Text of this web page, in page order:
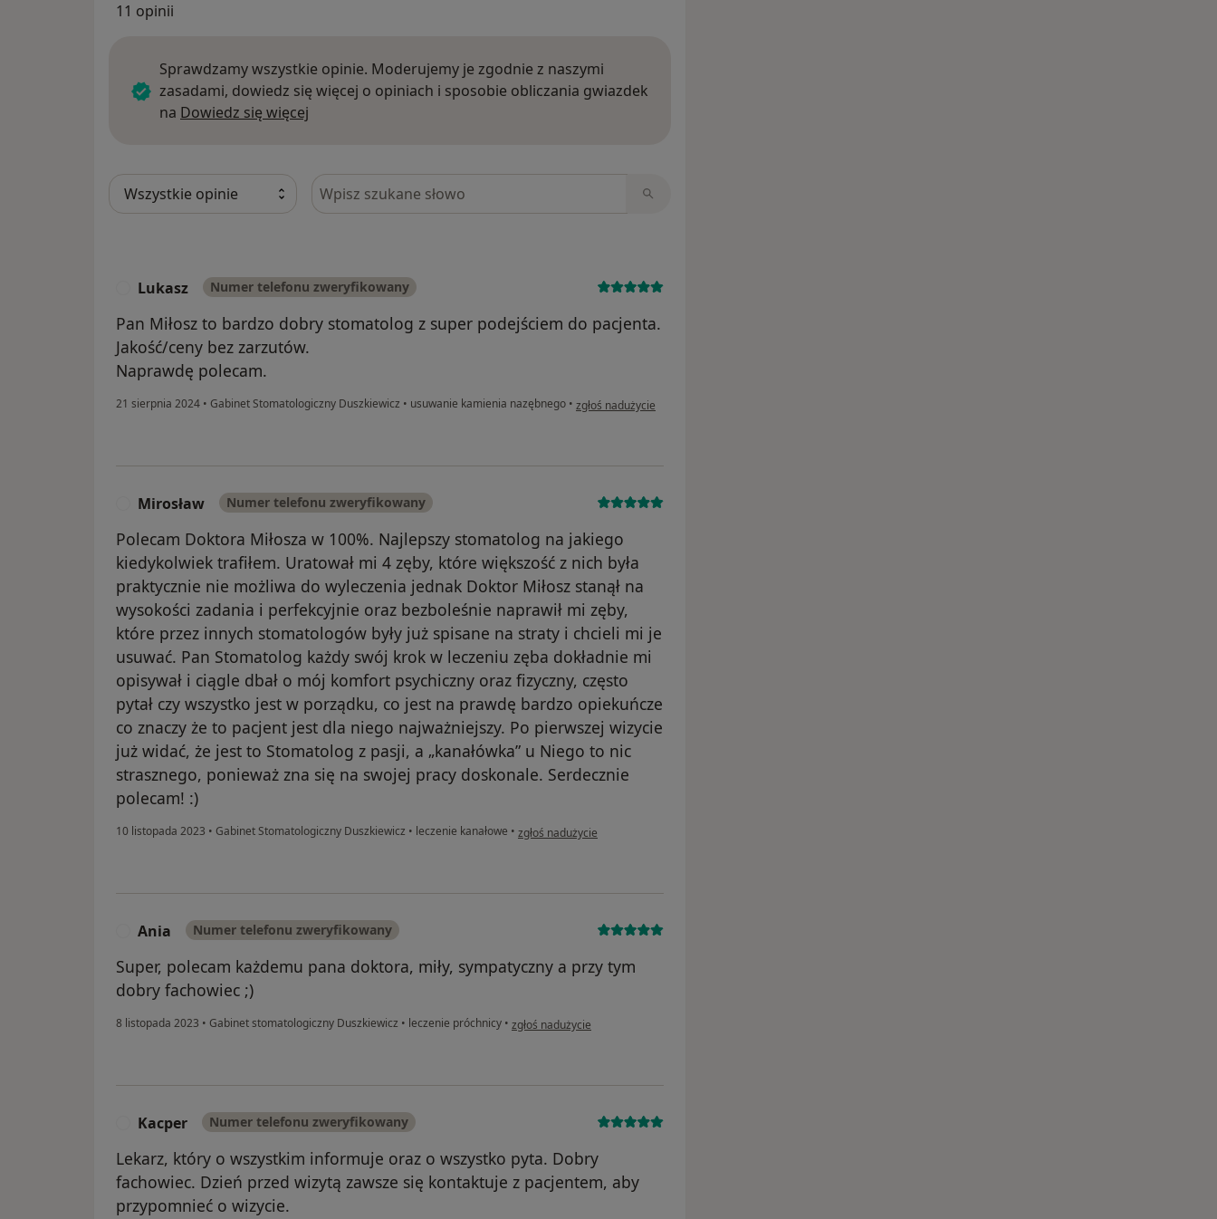
11 opinii
Sprawdzamy wszystkie opinie. Moderujemy je zgodnie z naszymi
zasadami, dowiedz się więcej o opiniach i sposobie obliczania gwiazdek
na Dowiedz się więcej
Szukaj w opiniach
Lukasz Numer telefonu zweryfikowany
Pan Miłosz to bardzo dobry stomatolog z super podejściem do pacjenta.
Jakość/ceny bez zarzutów.
Naprawdę polecam.
21 sierpnia 2024 • Gabinet Stomatologiczny Duszkiewicz • usuwanie kamienia nazębnego • w opinii użytkownika Lukasz
zgłoś nadużycie
Mirosław Numer telefonu zweryfikowany
Polecam Doktora Miłosza w 100%. Najlepszy stomatolog na jakiego
kiedykolwiek trafiłem. Uratował mi 4 zęby, które większość z nich była
praktycznie nie możliwa do wyleczenia jednak Doktor Miłosz stanął na
wysokości zadania i perfekcyjnie oraz bezboleśnie naprawił mi zęby,
które przez innych stomatologów były już spisane na straty i chcieli mi je
usuwać. Pan Stomatolog każdy swój krok w leczeniu zęba dokładnie mi
opisywał i ciągle dbał o mój komfort psychiczny oraz fizyczny, często
pytał czy wszystko jest w porządku, co jest na prawdę bardzo opiekuńcze
co znaczy że to pacjent jest dla niego najważniejszy. Po pierwszej wizycie
już widać, że jest to Stomatolog z pasji, a „kanałówka” u Niego to nic
strasznego, ponieważ zna się na swojej pracy doskonale. Serdecznie
polecam! :)
10 listopada 2023 • Gabinet Stomatologiczny Duszkiewicz • leczenie kanałowe • w opinii użytkownika Mirosław
zgłoś nadużycie
Ania Numer telefonu zweryfikowany
Super, polecam każdemu pana doktora, miły, sympatyczny a przy tym
dobry fachowiec ;)
8 listopada 2023 • Gabinet stomatologiczny Duszkiewicz • leczenie próchnicy • w opinii użytkownika Ania
zgłoś nadużycie
Kacper Numer telefonu zweryfikowany
Lekarz, który o wszystkim informuje oraz o wszystko pyta. Dobry
fachowiec. Dzień przed wizytą zawsze się kontaktuje z pacjentem, aby
przypomnieć o wizycie.